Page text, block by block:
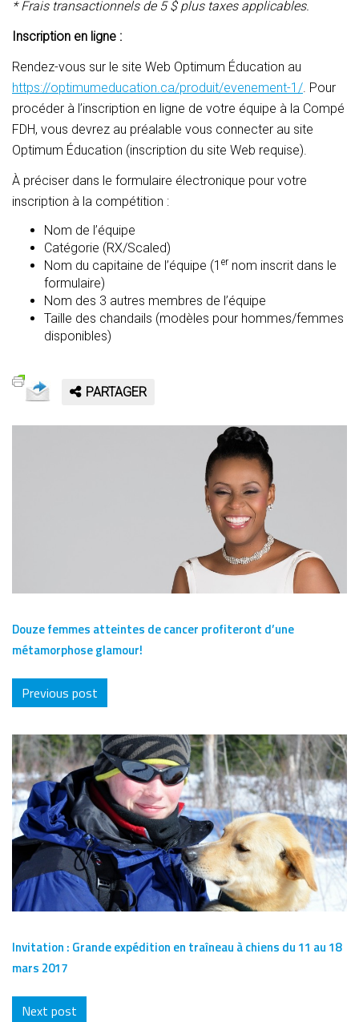
* Frais transactionnels de 5 $ plus taxes applicables.
Inscription en ligne :
Rendez-vous sur le site Web Optimum Éducation au
https://optimumeducation.ca/produit/evenement-1/. Pour
procéder à l’inscription en ligne de votre équipe à la Compé
FDH, vous devrez au préalable vous connecter au site
Optimum Éducation (inscription du site Web requise).
À préciser dans le formulaire électronique pour votre
inscription à la compétition :
Nom de l’équipe
Catégorie (RX/Scaled)
Nom du capitaine de l’équipe (1 er nom inscrit dans le
formulaire)
Nom des 3 autres membres de l’équipe
Taille des chandails (modèles pour hommes/femmes
disponibles)
PARTAGER
Douze femmes atteintes de cancer profiteront d’une
métamorphose glamour!
Previous post
Invitation : Grande expédition en traîneau à chiens du 11 au 18
mars 2017
Next post